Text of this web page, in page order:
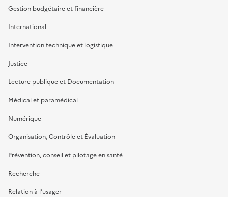
Gestion budgétaire et financière
International
Intervention technique et logistique
Justice
Lecture publique et Documentation
Médical et paramédical
Numérique
Organisation, Contrôle et Évaluation
Prévention, conseil et pilotage en santé
Recherche
Relation à l’usager